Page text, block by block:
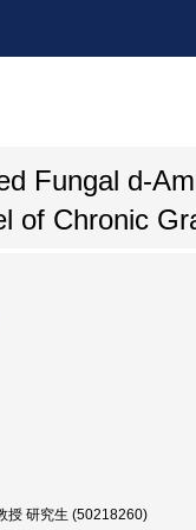
Fungal d-
of Chronic
授 研究生 (50218260)